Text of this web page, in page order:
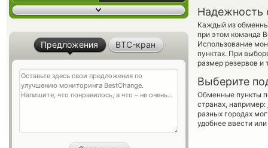
Надежность
Каждый из
при этом команда
Использование
пунктах. При
размер резервов и
Выберите
Обменные пункты
странах, например:
разных городах
удобнее ввести
Предложения BTC-кран